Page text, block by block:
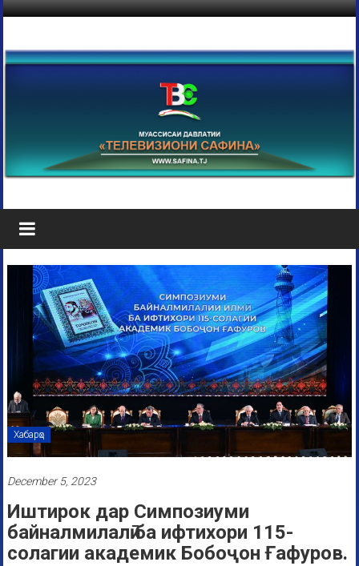
Хабарҳо
December 5, 2023
Иштирок дар Симпозиуми
байналмилалӣ ба ифтихори 115-
солагии академик Бобоҷон Ғафуров.